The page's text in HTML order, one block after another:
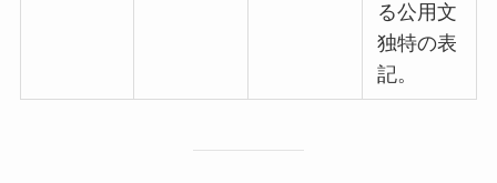
る公用文
独特の表
記。